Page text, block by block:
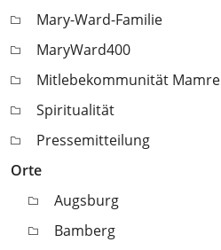
Mary-Ward-Familie
MaryWard400
Mitlebekommunität Mamre
Spiritualität
Pressemitteilung
Orte
Augsburg
Bamberg